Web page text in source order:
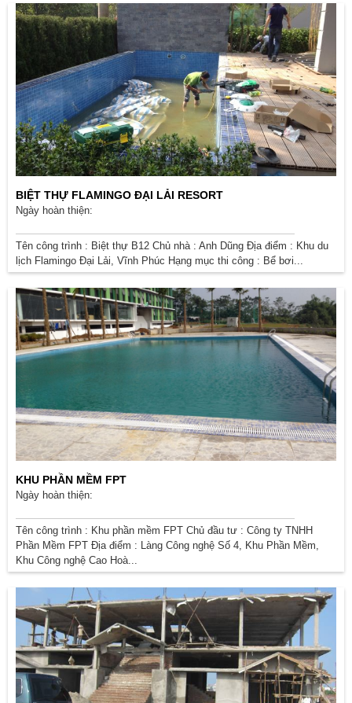
BIỆT THỰ FLAMINGO ĐẠI LẢI RESORT
Ngày hoàn thiện:
​Tên công trình : Biệt thự B12 Chủ nhà : Anh Dũng Địa điểm : Khu du
lịch Flamingo Đại Lải, Vĩnh Phúc Hạng mục thi công : Bể bơi...
KHU PHẦN MỀM FPT
Ngày hoàn thiện:
Tên công trình : Khu phần mềm FPT Chủ đầu tư : Công ty TNHH
Phần Mềm FPT Địa điểm : Làng Công nghệ Số 4, Khu Phần Mềm,
Khu Công nghệ Cao Hoà...